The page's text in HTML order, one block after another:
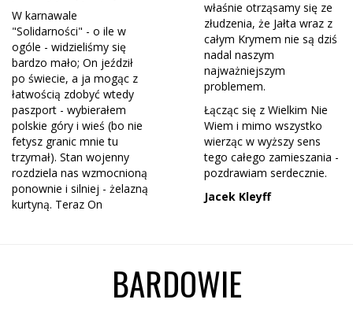
W karnawale
"Solidarności" - o ile w
ogóle - widzieliśmy się
bardzo mało; On jeździł
po świecie, a ja mogąc z
łatwością zdobyć wtedy
paszport - wybierałem
polskie góry i wieś (bo nie
fetysz granic mnie tu
trzymał). Stan wojenny
rozdziela nas wzmocnioną
ponownie i silniej - żelazną
kurtyną. Teraz On
właśnie otrząsamy się ze
złudzenia, że Jałta wraz z
całym Krymem nie są dziś
nadal naszym
najważniejszym
problemem.
Łącząc się z Wielkim Nie
Wiem i mimo wszystko
wierząc w wyższy sens
tego całego zamieszania -
pozdrawiam serdecznie.
Jacek Kleyff
BARDOWIE